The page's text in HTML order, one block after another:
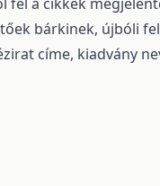
bárkinek, újbóli
címe, kiadvány